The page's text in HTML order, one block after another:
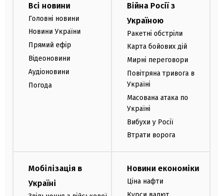
Всі новини
Головні новини
Новини України
Прямий ефір
Відеоновини
Аудіоновини
Погода
Війна Росії з
Україною
Ракетні обстріли
Карта бойових дій
Мирні переговори
Повітряна тривога в
Україні
Масована атака по
Україні
Вибухи у Росії
Втрати ворога
Мобілізація в
Україні
Новини економіки
Ціна нафти